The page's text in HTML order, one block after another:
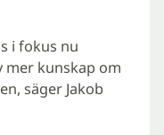
i fokus nu
mer kunskap om
säger Jakob